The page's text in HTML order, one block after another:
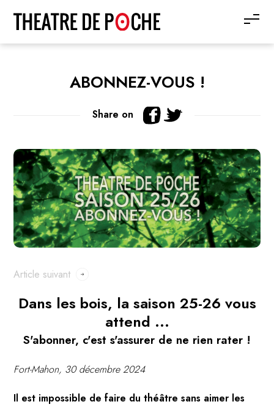
ABONNEZ-VOUS !
Share on
Article suivant
Dans les bois, la saison 25-26 vous
attend ...
S'abonner, c'est s'assurer de ne rien rater !
Fort-Mahon, 30 décembre 2024
Il est impossible de faire du théâtre sans aimer les